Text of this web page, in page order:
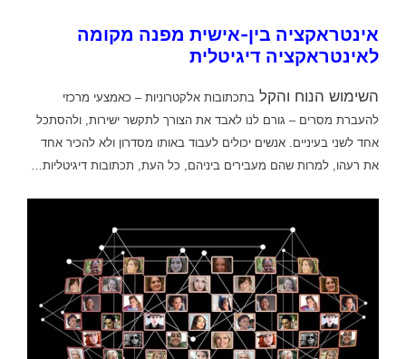
אינטראקציה בין-אישית מפנה מקומה
לאינטראקציה דיגיטלית
השימוש הנוח והקל בתכתובות אלקטרוניות – כאמצעי מרכזי
להעברת מסרים – גורם לנו לאבד את הצורך לתקשר ישירות, ולהסתכל
אחד לשני בעיניים. אנשים יכולים לעבוד באותו מסדרון ולא להכיר אחד
את רעהו, למרות שהם מעבירים ביניהם, כל העת, תכתובות דיגיטליות…